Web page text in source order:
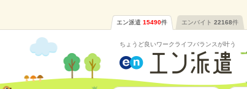
エン派遣 15490件 エンバイト 22168件
ちょうど良いワークライフバランスが叶う